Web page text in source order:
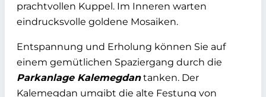
prachtvollen Kuppel. Im Inneren warten
eindrucksvolle goldene Mosaiken.
Entspannung und Erholung können Sie auf
einem gemütlichen Spaziergang durch die
Parkanlage Kalemegdantanken. Der
Kalemegdan umgibt die alte Festung von